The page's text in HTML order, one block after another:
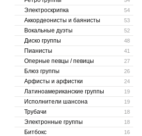
54
Электроскрипка
53
Аккордеонисты и баянисты
52
Вокальные дуэты
48
Диско группы
41
Пианисты
27
Оперные певцы / певицы
26
Блюз группы
24
Арфисты и арфистки
19
Латиноамериканские группы
19
Исполнители шансона
18
Трубачи
18
Электронные группы
16
Битбокс